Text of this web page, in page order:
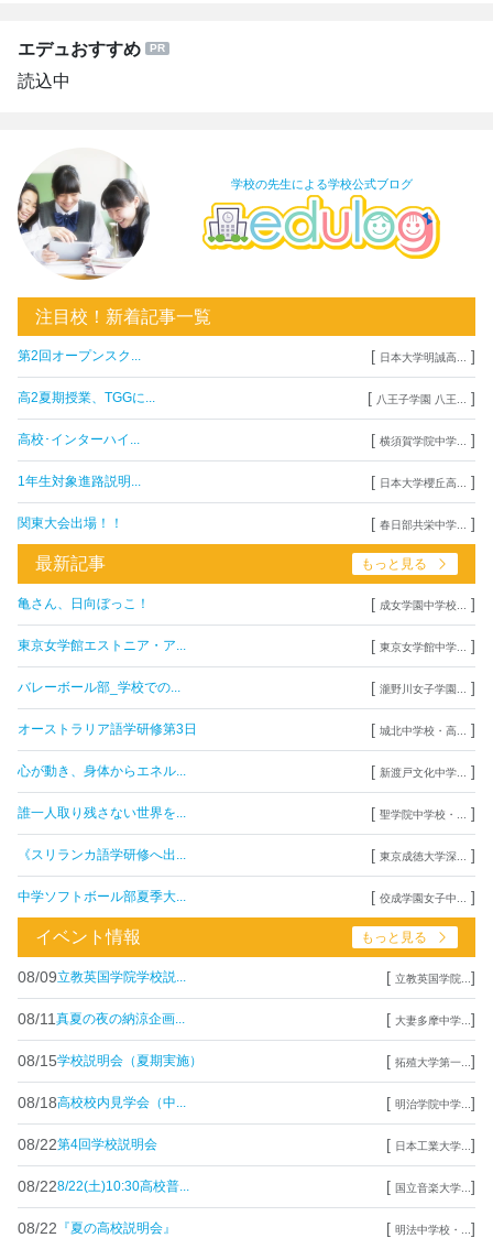
エデュおすすめ
読込中
学校の先生による学校公式ブログ
注目校！新着記事一覧
第2回オープンスク... [ 日本大学明誠高... ]
高2夏期授業、TGGに... [ 八王子学園 八王... ]
高校･インターハイ... [ 横須賀学院中学... ]
1年生対象進路説明... [ 日本大学櫻丘高... ]
関東大会出場！！ [ 春日部共栄中学... ]
最新記事 もっと見る
亀さん、日向ぼっこ！ [ 成女学園中学校... ]
東京女学館エストニア・ア... [ 東京女学館中学... ]
バレーボール部_学校での... [ 瀧野川女子学園... ]
オーストラリア語学研修第3日 [ 城北中学校・高... ]
心が動き、身体からエネル... [ 新渡戸文化中学... ]
誰一人取り残さない世界を... [ 聖学院中学校・... ]
《スリランカ語学研修へ出... [ 東京成徳大学深... ]
中学ソフトボール部夏季大... [ 佼成学園女子中... ]
イベント情報 もっと見る
08/09立教英国学院学校説... [ 立教英国学院... ]
08/11 真夏の夜の納涼企画... [ 大妻多摩中学... ]
08/15学校説明会（夏期実施） [ 拓殖大学第一... ]
08/18高校校内見学会（中... [ 明治学院中学... ]
08/22第4回学校説明会 [ 日本工業大学... ]
08/228/22(土)10:30高校普... [ 国立音楽大学... ]
08/22 『夏の高校説明会』 [ 明法中学校・... ]